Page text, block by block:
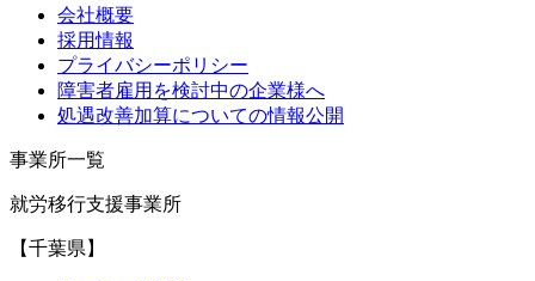
会社概要
採用情報
プライバシーポリシー
障害者雇用を検討中の企業様へ
処遇改善加算についての情報公開
事業所一覧
就労移行支援事業所
【千葉県】